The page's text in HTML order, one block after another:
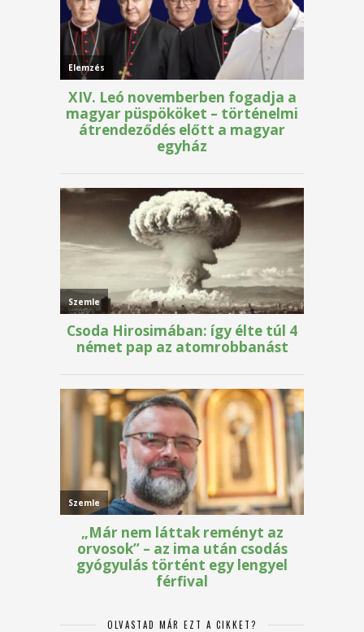
OLVASTAD MÁR EZT A CIKKET?